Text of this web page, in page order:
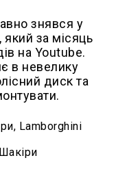
знявся у
який за місяць
на Youtube.
в невелику
диск та